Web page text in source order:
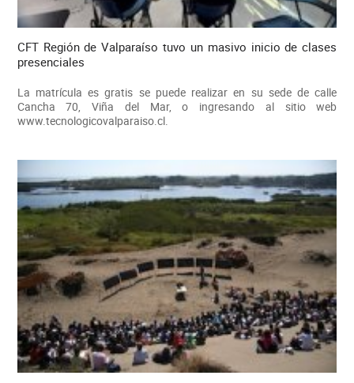
CFT Región de Valparaíso tuvo un masivo inicio de clases
presenciales
La matrícula es gratis se puede realizar en su sede de calle
Cancha 70, Viña del Mar, o ingresando al sitio web
www.tecnologicovalparaiso.cl.